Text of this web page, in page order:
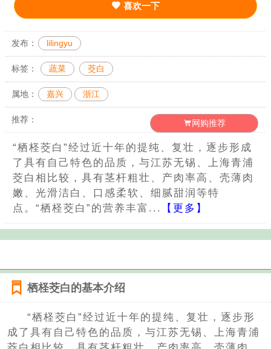
喜欢一下
发布： lilingyu
标签： 蔬菜 茭白
属地： 嘉兴 浙江
推荐： 网购推荐
“栖柽茭白”经过近十年的提纯、复壮，逐步形成
了具有自己特色的品质，与江苏无锡、上海青浦
茭白相比较，具有茎杆粗壮、产肉率高、壳薄肉
嫩、光滑洁白、口感柔软、细腻甜润等特
点。“栖柽茭白”的营养丰富...
【更多】
栖柽茭白的基本介绍
“栖柽茭白”经过近十年的提纯、复壮，逐步形
成了具有自己特色的品质，与江苏无锡、上海青浦